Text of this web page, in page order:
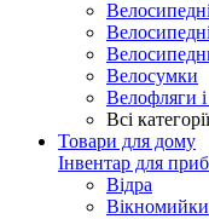
Велосумки
Велофляги
Всі
Товари для дому
Інвентар для
Відра
Вікномийки